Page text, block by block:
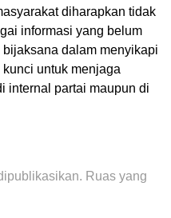
diharapkan tidak
informasi yang belum
dalam menyikapi
untuk menjaga
internal partai maupun di
Ruas yang